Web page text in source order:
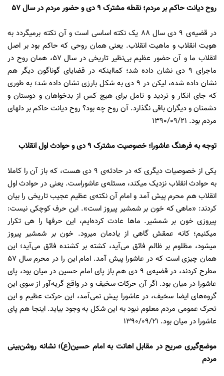
روح دیانت حاکم بر مردم؛ نقطه مشترک 9 دی و حضور مردم در سال 57
در قضیه‌ى 9 دى سال 88 یک نکته اساسى است و آن نکته برمیگردد به
هویت انقلاب و ماهیت انقلاب. یعنى همان روحى که حاکم بود بر اصل
انقلاب ما و آن حضور عظیم بى‌نظیر تاریخى در سال 57، همان روح در
ماجراى 9 دى نشان داده شد؛ کمااینکه در قضایاى گوناگون دیگر هم
نشان داده شده، لیکن در 9 دى به شکل بارزى نشان داده شد؛ به طورى
که جاى انکار و تردید و تامل براى هیچ کس از بدخواهان و دوستان و
دشمنان و دیگران باقى نگذارد. آن روح چه بود؟ روح دیانت حاکم بر دلهاى
مردم بود. 1390/09/21
توجه به فرهنگ عاشورا؛ خصوصیت مشترک 9 دی و حوادث اول انقلاب
یکى از خصوصیات دیگرى که در حادثه‌ى 9 دى هست، که باز آن را کاملا
به حوادث انقلاب نزدیک میکند، مسئله‌ى عاشوراست. یعنى در حوادث اول
انقلاب هم محرم پیش آمد و امام آن نکته‌ى عظیم عجیب تاریخى را بیان
کردند: «ماهى که خون بر شمشیر پیروز است». این حرف کوچکى نیست:
پیروزى خون بر شمشیر. ماها عادت کرده‌ایم، این حرفها را هى تکرار
میکنیم؛ کانه عمقش گاهى از یادمان میرود. خون بر شمشیر پیروز
میشود، مظلوم بر ظالم فائق مى‌آید، کشته بر کشنده فائق مى‌آید؛ این
همان چیزى است که در عاشورا پیش آمد. امام این را در محرم سال 57
مطرح کردند، در قضیه‌ى 9 دى هم باز پاى امام حسین در میان بود، پاى
عاشورا در میان بود. اگر آن حرکات سخیف و در واقع گریه‌آور از سوى این
گروه‌هاى ایضا سخیف، در عاشورا پیش نمى‌آمد، این حرکت عظیم و این
تحرک عمومى مردم معلوم نبود به این شکل به وجود بیاید. اینجا هم پاى
عاشورا در میان بود. 1390/09/21
موضع‌گیری صریح در مقابل اهانت به امام حسین(ع)؛ نشانه روشن‌بینی
مردم